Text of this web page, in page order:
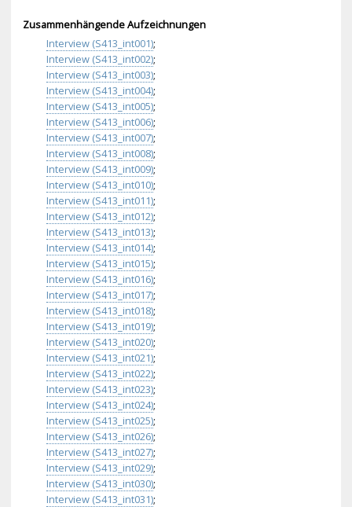
Zusammenhängende Aufzeichnungen
Interview (S413_int001);
Interview (S413_int002);
Interview (S413_int003);
Interview (S413_int004);
Interview (S413_int005);
Interview (S413_int006);
Interview (S413_int007);
Interview (S413_int008);
Interview (S413_int009);
Interview (S413_int010);
Interview (S413_int011);
Interview (S413_int012);
Interview (S413_int013);
Interview (S413_int014);
Interview (S413_int015);
Interview (S413_int016);
Interview (S413_int017);
Interview (S413_int018);
Interview (S413_int019);
Interview (S413_int020);
Interview (S413_int021);
Interview (S413_int022);
Interview (S413_int023);
Interview (S413_int024);
Interview (S413_int025);
Interview (S413_int026);
Interview (S413_int027);
Interview (S413_int029);
Interview (S413_int030);
Interview (S413_int031);